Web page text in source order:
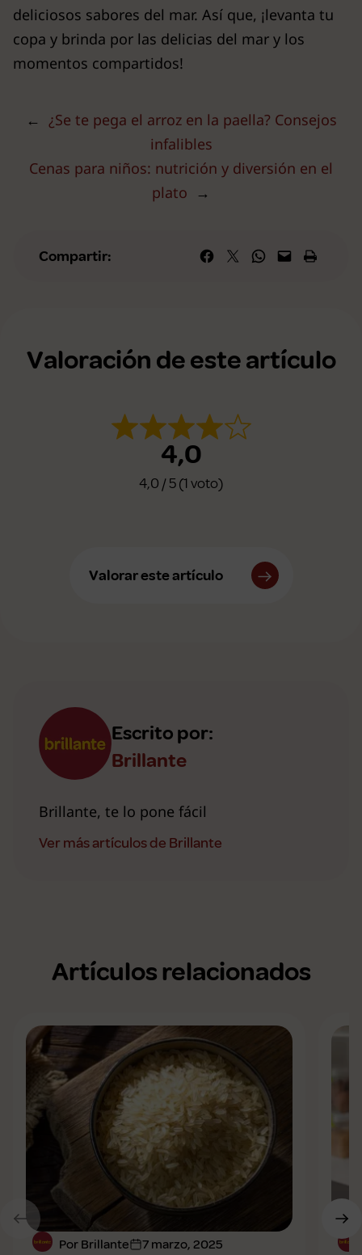
deliciosos sabores del mar. Así que, ¡levanta tu
copa y brinda por las delicias del mar y los
momentos compartidos!
← ¿Se te pega el arroz en la paella? Consejos
infalibles
Cenas para niños: nutrición y diversión en el
plato →
Compartir: Compartir en Facebook
Compartir en X Compartir en WhatsApp
Envía esta página por correo
Imprime esta
Valoración de este artículo
4,0
4,0 / 5 (1 voto)
Valorar este artículo
Escrito por:
Brillante
Brillante, te lo pone fácil
Ver más artículos de Brillante
Artículos relacionados
Por Brillante
7 marzo, 2025